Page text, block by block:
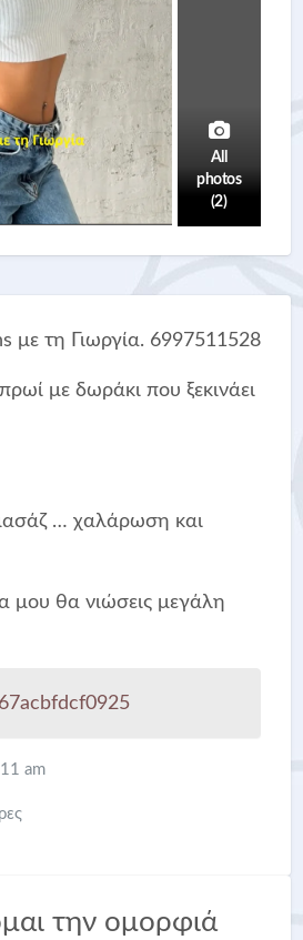
All
photos
(2)
με τη Γιωργία. 6997511528
με δωράκι που ξεκινάει
… χαλάρωση και
μου θα νιώσεις μεγάλη
am
την ομορφιά